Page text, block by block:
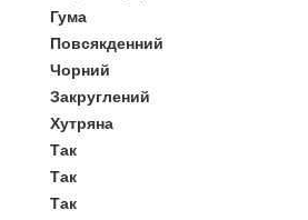
Гума
Повсякденний
Чорний
Закруглений
Хутряна
Так
Так
Так